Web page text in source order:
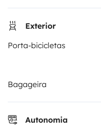
Exterior
Porta-bicicletas
Bagageira
Autonomia
Seguro de aluguer